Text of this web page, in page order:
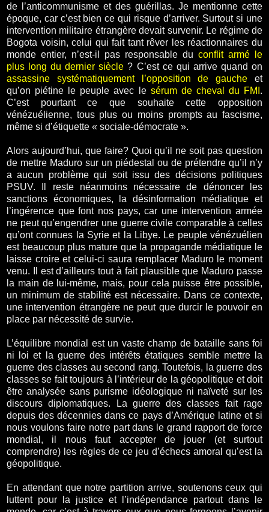
de l’anticommunisme et des guérillas. Je mentionne cette
époque, car c’est bien ce qui risque d’arriver. Surtout si une
intervention militaire étrangère devait survenir. Le régime de
Bogota voisin, celui qui fait tant rêver les réactionnaires du
monde entier, n’est-il pas responsable du conflit armé le
plus long du dernier siècle ? C’est ce qui arrive quand on
assassine systématiquement l’opposition de gauche et
qu’on piétine le peuple avec le sérum de cheval du FMI .
C’est pourtant ce que souhaite cette opposition
vénézuélienne, tous plus ou moins prompts au fascisme,
même si d’étiquette « sociale-démocrate ».
Alors aujourd’hui, que faire? Quoi qu’il ne soit pas question
de mettre Maduro sur un piédestal ou de prétendre qu’il n’y
a aucun problème qui soit issu des décisions politiques
PSUV. Il reste néanmoins nécessaire de dénoncer les
sanctions économiques, la désinformation médiatique et
l’ingérence que font nos pays, car une intervention armée
ne peut qu’engendrer une guerre civile comparable à celles
qu’ont connues la Syrie et la Libye. Le peuple vénézuélien
est beaucoup plus mature que la propagande médiatique le
laisse croire et celui-ci saura remplacer Maduro le moment
venu. Il est d’ailleurs tout à fait plausible que Maduro passe
la main de lui-même, mais, pour cela puisse être possible,
un minimum de stabilité est nécessaire. Dans ce contexte,
une intervention étrangère ne peut que durcir le pouvoir en
place par nécessité de survie.
L’équilibre mondial est un vaste champ de bataille sans foi
ni loi et la guerre des intérêts étatiques semble mettre la
guerre des classes au second rang. Toutefois, la guerre des
classes se fait toujours à l’intérieur de la géopolitique et doit
être analysée sans purisme idéologique ni naïveté sur les
discours diplomatiques. La guerre des classes fait rage
depuis des décennies dans ce pays d’Amérique latine et si
nous voulons faire notre part dans le grand rapport de force
mondial, il nous faut accepter de jouer (et surtout
comprendre) les règles de ce jeu d’échecs amoral qu’est la
géopolitique.
En attendant que notre partition arrive, soutenons ceux qui
luttent pour la justice et l’indépendance partout dans le